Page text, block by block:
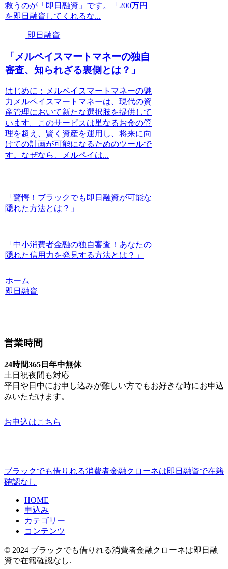
救うのが「即日融資」です。「200万円
を即日融資してくれるな...
即日融資
「メルペイスマートマネーの独自
審査、知られざる裏側とは？」
はじめに：メルペイスマートマネーの魅
力メルペイスマートマネーは、現代の資
産管理において新たな選択肢を提供して
います。このサービスは単なるお金の管
理を超え、賢く資産を運用し、将来に向
けての計画が可能になるためのツールで
す。なぜなら、メルペイは...
「驚愕！ブラックでも即日融資が可能な
隠れた方法とは？」
「中小消費者金融の独自審査！あなたの
隠れた信用力を発見する方法とは？」
ホーム
即日融資
営業時間
24時間365日年中無休
土日祝夜間も対応
平日や日中にお申し込みが難しい方でもお好きな時にお申込
みいただけます。
お申込はこちら
ブラックでも借りれる消費者金融クローネは即日融資で在籍
確認なし
HOME
申込み
カテゴリー
コンテンツ
© 2024 ブラックでも借りれる消費者金融クローネは即日融
資で在籍確認なし.